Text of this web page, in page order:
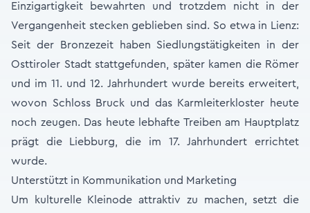
Einzigartigkeit bewahrten und trotzdem nicht in der
Vergangenheit stecken geblieben sind. So etwa in Lienz:
Seit der Bronzezeit haben Siedlungstätigkeiten in der
Osttiroler Stadt stattgefunden, später kamen die Römer
und im 11. und 12. Jahrhundert wurde bereits erweitert,
wovon Schloss Bruck und das Karmleiterkloster heute
noch zeugen. Das heute lebhafte Treiben am Hauptplatz
prägt die Liebburg, die im 17. Jahrhundert errichtet
wurde.
Unterstützt in Kommunikation und Marketing
Um kulturelle Kleinode attraktiv zu machen, setzt die